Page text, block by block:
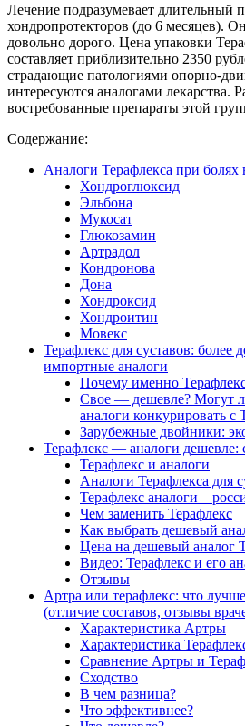
Лечение подразумевает длительный
хондропротекторов (до 6 месяцев).
довольно дорого. Цена упаковки
составляет приблизительно 2350
страдающие патологиями опорно-
интересуются аналогами лекарства.
востребованные препараты этой
Содержание:
Аналоги Терафлекса при болях
Хондроглюксид
Эльбона
Мукосат
Глюкозамин
Артрадол
Кондронова
Дона
Хондроксид
Хондроитин
Мовекс
Терафлекс для суставов: более
импортные аналоги
Почему именно
Свое — дешевле? Могут
аналоги конкурировать с
Зарубежные двойники:
Терафлекс — аналоги дешевле:
Терафлекс и аналоги
Аналоги Терафлекса для
Терафлекс аналоги –
Чем заменить Терафлекс
Как выбрать дешевый
Цена на дешевый аналог
Видео: Терафлекс и его
Отзывы
Артра или терафлекс: что
(отличие составов, отзывы
Характеристика Артры
Характеристика
Сравнение Артры и
Сходство
В чем разница?
Что эффективнее?